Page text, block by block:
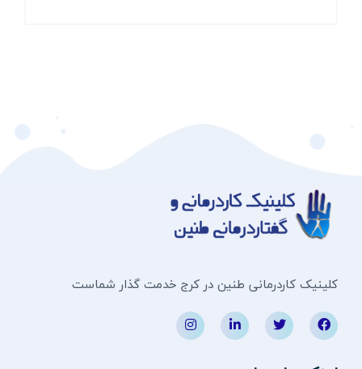
کلینیک کاردرمانی طنین در کرج خدمت گذار شماست